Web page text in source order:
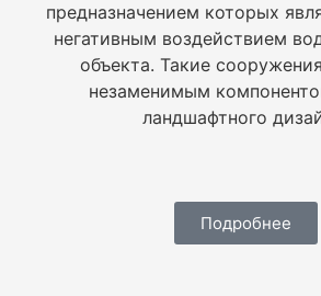
предназначением которых
негативным воздействием
объекта. Такие
незаменимым
ландшафтного
Подробнее